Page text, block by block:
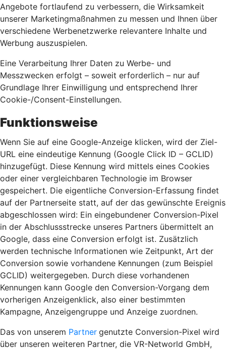
Angebote fortlaufend zu verbessern, die Wirksamkeit
unserer Marketingmaßnahmen zu messen und Ihnen über
verschiedene Werbenetzwerke relevantere Inhalte und
Werbung auszuspielen.
Eine Verarbeitung Ihrer Daten zu Werbe- und
Messzwecken erfolgt – soweit erforderlich – nur auf
Grundlage Ihrer Einwilligung und entsprechend Ihrer
Cookie-/Consent-Einstellungen.
Funktionsweise
Wenn Sie auf eine Google-Anzeige klicken, wird der Ziel-
URL eine eindeutige Kennung (Google Click ID – GCLID)
hinzugefügt. Diese Kennung wird mittels eines Cookies
oder einer vergleichbaren Technologie im Browser
gespeichert. Die eigentliche Conversion-Erfassung findet
auf der Partnerseite statt, auf der das gewünschte Ereignis
abgeschlossen wird: Ein eingebundener Conversion-Pixel
in der Abschlussstrecke unseres Partners übermittelt an
Google, dass eine Conversion erfolgt ist. Zusätzlich
werden technische Informationen wie Zeitpunkt, Art der
Conversion sowie vorhandene Kennungen (zum Beispiel
GCLID) weitergegeben. Durch diese vorhandenen
Kennungen kann Google den Conversion-Vorgang dem
vorherigen Anzeigenklick, also einer bestimmten
Kampagne, Anzeigengruppe und Anzeige zuordnen.
Das von unserem Partner genutzte Conversion-Pixel wird
über unseren weiteren Partner, die VR-Networld GmbH,